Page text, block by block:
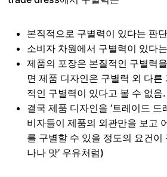
본직적으로 구별력이 있다는 판단
소비자 차원에서 구별력이 있다
제품의 포장은 본질적인 구별력
면 제품 디자인은 구별력 외 다른
적인 구별력이 있다고 볼 수 없음.
결국 제품 디자인을 ‘트레이드 드
비자들이 제품의 외관만을 보고
를 구별할 수 있을 정도의 요건이
나나 맛’ 우유처럼)